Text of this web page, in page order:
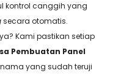
kontrol canggih yang
secara otomatis.
Kami pastikan setiap
Pembuatan Panel
yang sudah teruji